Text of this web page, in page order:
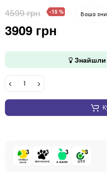
4599 грн -15 % Ваша
3909 грн
Знайшли